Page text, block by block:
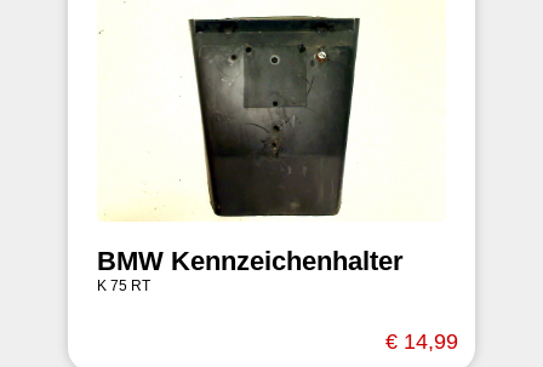
BMW Kennzeichenhalter
K 75 RT
€ 14,99